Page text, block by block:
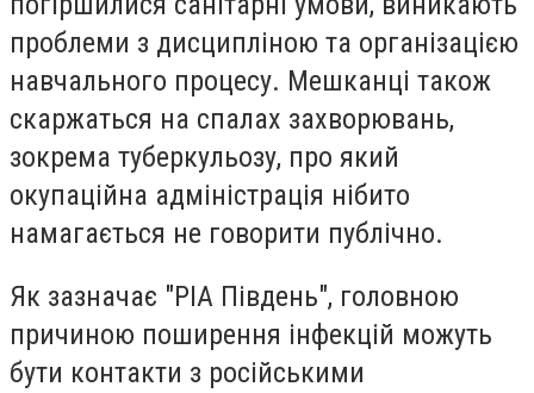
проблеми з дисципліною та організацією
навчального процесу. Мешканці також
скаржаться на спалах захворювань,
зокрема туберкульозу, про який
окупаційна адміністрація нібито
намагається не говорити публічно.
Як зазначає "РІА Південь", головною
причиною поширення інфекцій можуть
бути контакти з російськими